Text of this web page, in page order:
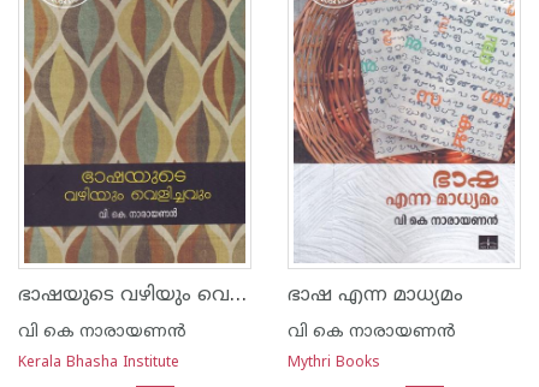
ഭാഷയുടെ വഴിയും വെളിച്ചവും
വി കെ നാരായണന്‍
Kerala Bhasha Institute
ഭാഷ എന്ന മാധ്യമം
വി കെ നാരായണന്‍
Mythri Books